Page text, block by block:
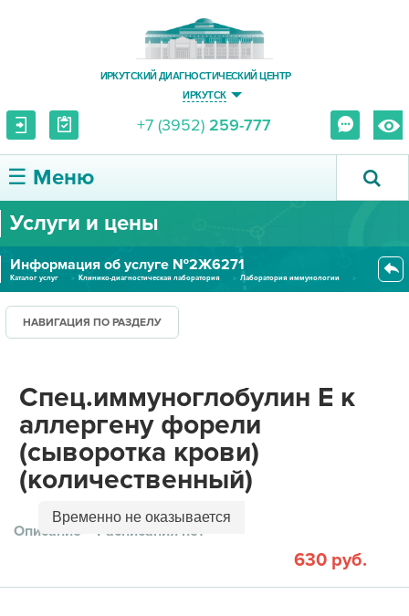
ИРКУТСКИЙ ДИАГНОСТИЧЕСКИЙ ЦЕНТР
ИРКУТСК
+7 (3952) 259-777
☰ Меню
О ЦЕНТРЕ
УСЛУГИ И ЦЕНЫ
ПАЦИЕНТУ
ПРАВОВАЯ ИНФОРМАЦИЯ
Услуги и цены
Информация об услуге №2Ж6271
Каталог услуг Клинико-диагностическая лаборатория
Лаборатория иммунологии
НАВИГАЦИЯ ПО РАЗДЕЛУ
Спец.иммуноглобулин Е к
аллергену форели
(сыворотка крови)
(количественный)
Описание Расписания нет
Временно не оказывается
630 руб.